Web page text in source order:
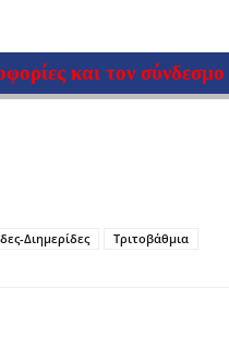
και τον
Διημερίδες Τριτοβάθμια